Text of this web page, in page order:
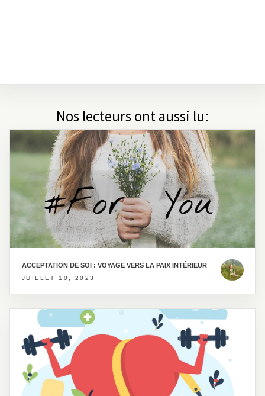
Nos lecteurs ont aussi lu:
ACCEPTATION DE SOI : VOYAGE VERS LA PAIX INTÉRIEUR
JUILLET 10, 2023